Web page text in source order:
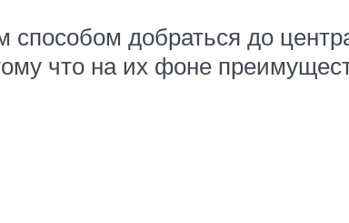
добраться до центра
что на их фоне